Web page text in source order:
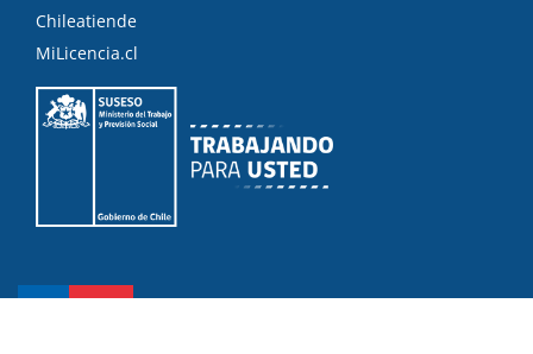
Chileatiende
MiLicencia.cl